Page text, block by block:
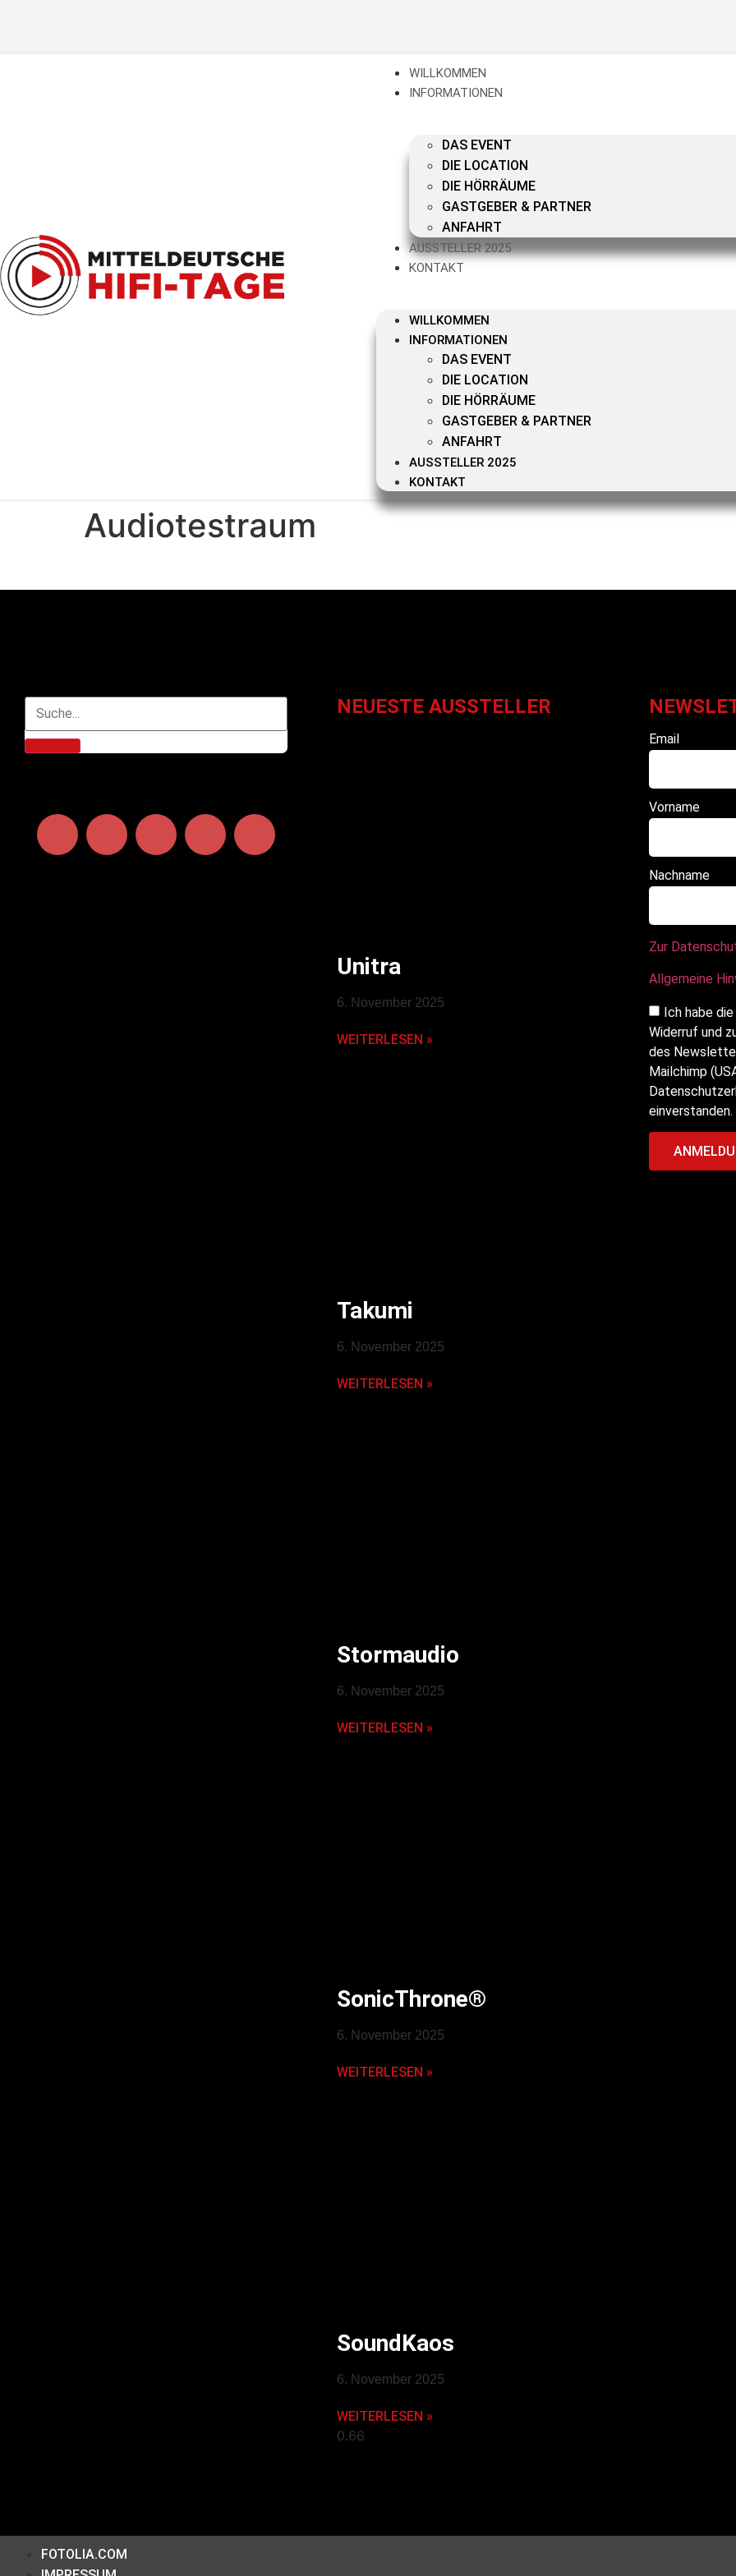
WILLKOMMEN
INFORMATIONEN
DAS EVENT
DIE LOCATION
DIE HÖRRÄUME
GASTGEBER & PARTNER
ANFAHRT
AUSSTELLER 2025
KONTAKT
WILLKOMMEN
INFORMATIONEN
DAS EVENT
DIE LOCATION
DIE HÖRRÄUME
GASTGEBER & PARTNER
ANFAHRT
AUSSTELLER 2025
KONTAKT
Audiotestraum
NEUESTE AUSSTELLER
Unitra
6. November 2025
WEITERLESEN »
Takumi
6. November 2025
WEITERLESEN »
Stormaudio
6. November 2025
WEITERLESEN »
SonicThrone®
6. November 2025
WEITERLESEN »
SoundKaos
6. November 2025
WEITERLESEN »
Email
Vorname
Nachname
Zur
Allgemeine
Ich habe
Widerruf und
des
Mailchimp
einverstanden.
FOTOLIA.COM